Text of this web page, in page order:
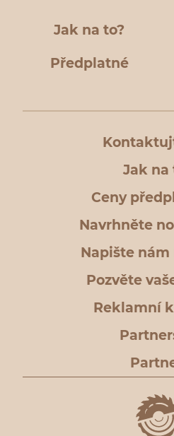
Jak na to?
Předplatné
Jak na
Ceny
Navrhněte
Napište
Pozvěte
Reklamní